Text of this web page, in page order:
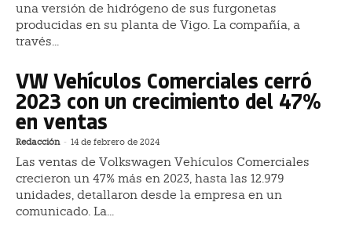
una versión de hidrógeno de sus furgonetas
producidas en su planta de Vigo. La compañía, a
través...
VW Vehículos Comerciales cerró
2023 con un crecimiento del 47%
en ventas
Redacción - 14 de febrero de 2024
Las ventas de Volkswagen Vehículos Comerciales
crecieron un 47% más en 2023, hasta las 12.979
unidades, detallaron desde la empresa en un
comunicado. La...